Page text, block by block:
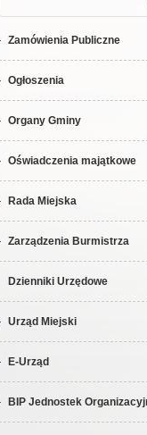
Zamówienia Publiczne
Ogłoszenia
Organy Gminy
Oświadczenia majątkowe
Rada Miejska
Zarządzenia Burmistrza
Dzienniki Urzędowe
Urząd Miejski
E-Urząd
BIP Jednostek